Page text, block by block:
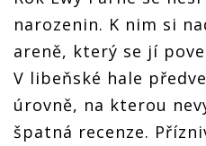
narozenin. K nim si
areně, který se jí
V libeňské hale
úrovně, na kterou
špatná recenze.